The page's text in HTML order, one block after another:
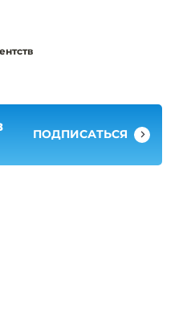
ПОДПИСАТЬСЯ